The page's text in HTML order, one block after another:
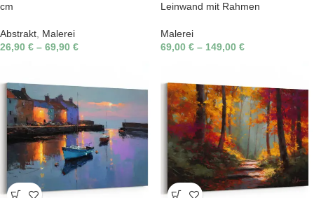
cm
Abstrakt Malerei
26,90 € – 69,90 €
Leinwand mit Rahmen
Malerei
69,00 € – 149,00 €